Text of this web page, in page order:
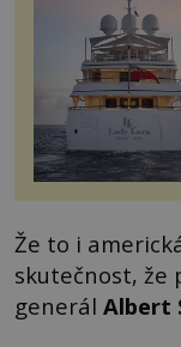
Že to i
skutečnost, že
generál Albert